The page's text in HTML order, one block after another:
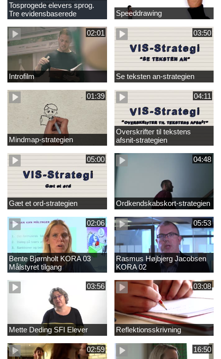
Tosprogede elevers sprog.
Tre evidensbaserede
didaktiske metoder
Speeddrawing
02:01
Introfilm
03:50
Se teksten an-strategien
01:39
Mindmap-strategien
04:11
Overskrifter til tekstens
afsnit-strategien
05:00
Gæt et ord-strategien
04:48
Ordkendskabskort-strategien
02:06
Bente Bjørnholt KORA 03
Målstyret tilgang
05:53
Rasmus Højbjerg Jacobsen
KORA 02
03:56
Mette Deding SFI Elever
03:08
Reflektionsskrivning
02:59 16:50